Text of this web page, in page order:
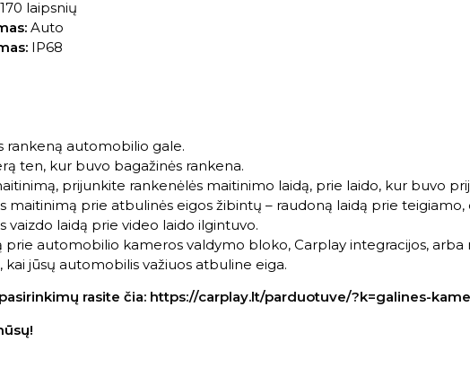
170 laipsnių
Auto
IP68
rankeną automobilio gale.
ten, kur buvo bagažinės rankena.
prijunkite rankenėlės maitinimo laidą, prie laido, kur buvo
maitinimą prie atbulinės eigos žibintų – raudoną laidą prie teigiamo,
vaizdo laidą prie video laido ilgintuvo.
prie automobilio kameros valdymo bloko, Carplay integracijos,
kai jūsų automobilis važiuos atbuline eiga.
rasite čia: https://carplay.lt/parduotuve/?k=galines-